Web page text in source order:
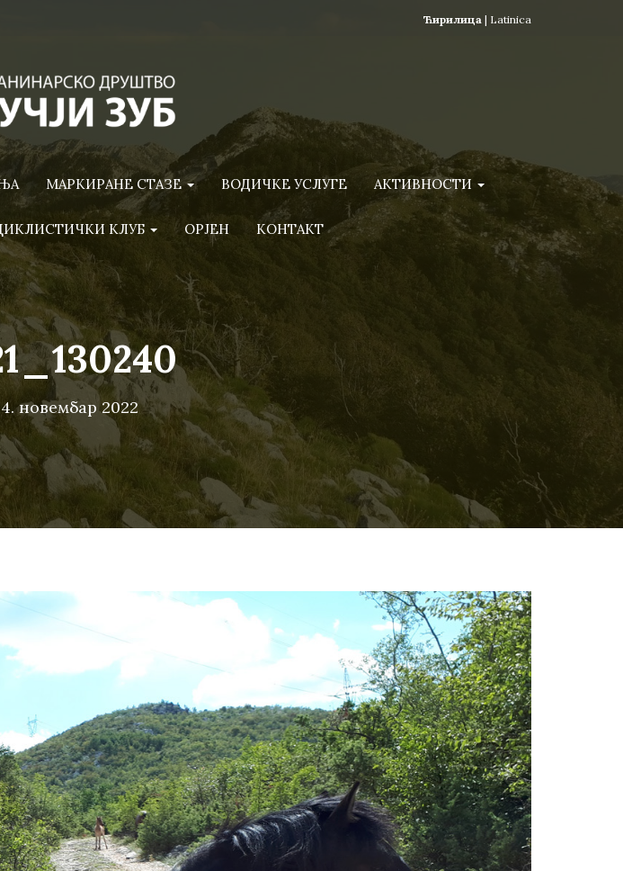
Ћирилица | Latinica
МАРКИРАНЕ СТАЗЕ ВОДИЧКЕ УСЛУГЕ АКТИВНОСТИ
КЛУБ ОРЈЕН КОНТАКТ
новембар 2022